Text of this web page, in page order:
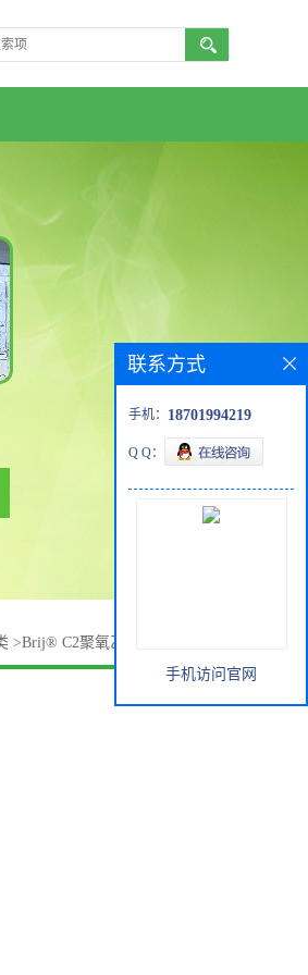
>Brij® C2聚氧乙-烯醚 9004-95-9
联系方式
手机： 18701994219
Q Q：
手机访问官网